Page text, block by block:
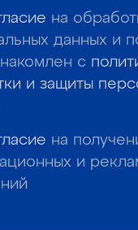
на
данных и
с
и защиты
на
и